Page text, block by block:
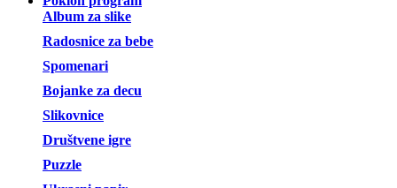
Album za slike
Radosnice za bebe
Spomenari
Bojanke za decu
Slikovnice
Društvene igre
Puzzle